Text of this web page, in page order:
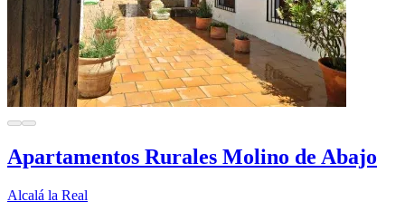
Apartamentos Rurales Molino de Abajo
Alcalá la Real